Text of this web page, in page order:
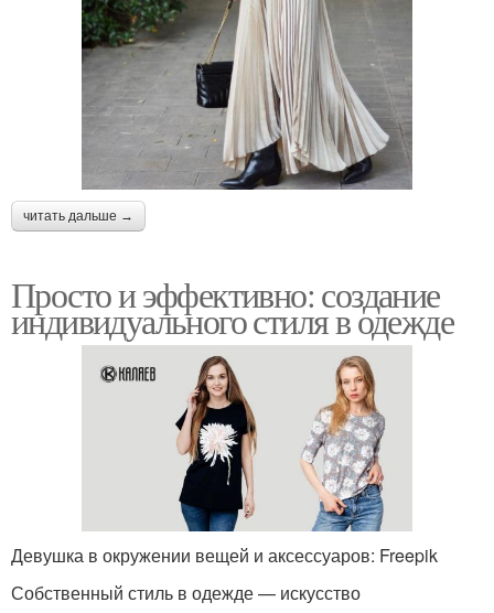
читать дальше →
Просто и эффективно: создание
индивидуального стиля в одежде
Девушка в окружении вещей и аксессуаров: Freepik
Собственный стиль в одежде — искусство